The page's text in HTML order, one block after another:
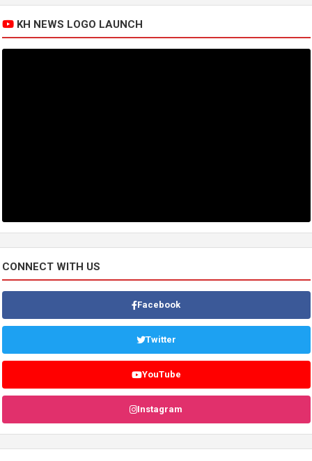
KH NEWS LOGO LAUNCH
CONNECT WITH US
Facebook
Twitter
YouTube
Instagram